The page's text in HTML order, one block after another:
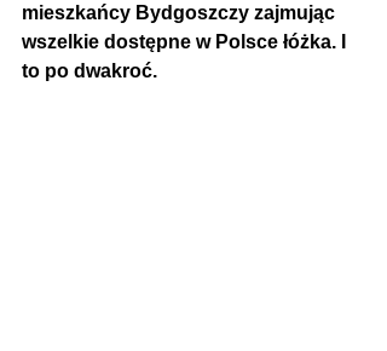
mieszkańcy Bydgoszczy zajmując
wszelkie dostępne w Polsce łóżka. I
to po dwakroć.